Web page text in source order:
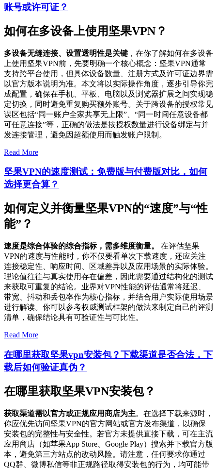
账号或许可证？
如何在多设备上使用坚果VPN？
多设备无缝连接、设置透明性是关键 ，在你了解如何在多设备
上使用坚果VPN前，先要明确一个核心概念：坚果VPN通常
支持跨平台使用，但具体设备数量、注册方式及许可证边界需
以官方版本说明为准。本文将以实际操作角度，逐步引导你完
成配置，确保在手机、平板、电脑以及浏览器扩展之间实现稳
定切换，同时避免重复购买额外账号。关于跨设备的授权常见
误区包括“同一账户全家共享无上限”、“同一时间任意设备都
可任意连接”等，正确的做法是按授权数量进行设备绑定与并
发连接管理，避免因超额使用而触发账户限制。
Read More
坚果VPN的速度测试：免费版与付费版对比，如何
选择更合算？
如何定义并衡量坚果VPN的“速度”与“性
能”？
速度是综合体验的综合指标，需多维度衡量。
在评估坚果
VPN的速度与性能时，你不仅要看单次下载速度，还应关注
连接稳定性、响应时间、区域差异以及应用场景的实际体验。
理论值往往与真实使用存在偏差，因此需要通过结构化的测试
来获取可重复的结论。业界对VPN性能的评估通常将延迟、
带宽、抖动和丢包率作为核心指标，并结合用户实际使用场景
进行解读。你可以参考权威测试框架的做法来制定自己的评测
清单，确保结论具有可验证性与可比性。
Read More
在哪里获取坚果vpn安装包？下载渠道是否合法，下
载后如何验证真伪？
在哪里获取坚果VPN安装包？
获取渠道需以官方或正规应用商店为主。在选择下载来源时，
你应优先访问坚果VPN的官方网站或官方发布渠道，以确保
安装包的完整性与安全性。若官方未提供直接下载，可在主流
应用商店（如苹果App Store、Google Play）搜索并下载官方版
本，避免第三方站点的改动风险。请注意，任何要求你通过
QQ群、微博私信等非正规路径取得安装包的行为，均可能带